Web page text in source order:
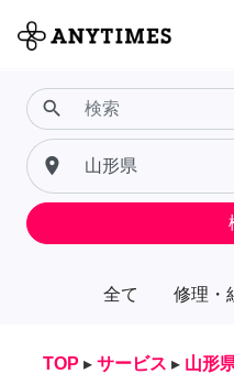
全て 修理・
search
place
TOP ▸ サービス ▸ 山形